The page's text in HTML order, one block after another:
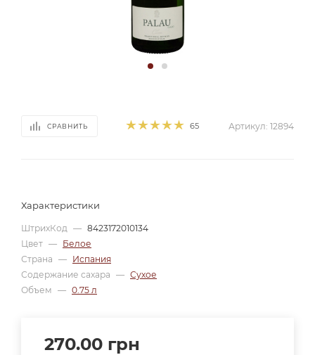
СРАВНИТЬ 65 Артикул: 12894
Характеристики
ШтрихКод — 8423172010134
Цвет — Белое
Страна — Испания
Содержание сахара — Сухое
Объем — 0.75 л
270.00 грн